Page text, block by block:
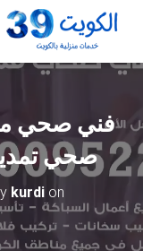
صحي
kurdion